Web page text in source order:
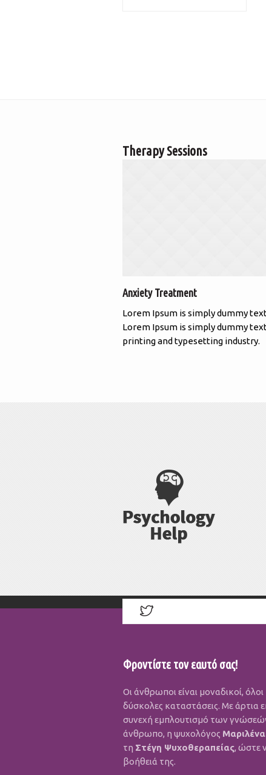
Therapy Sessions
Anxiety Treatment
Lorem Ipsum is simply dummy
Lorem Ipsum is simply dummy
printing and typesetting industry.
Φροντίστε τον εαυτό σας!
Οι άνθρωποι είναι μοναδικοί,
δύσκολες καταστάσεις. Με άρτια
συνεχή εμπλουτισμό των
άνθρωπο, η ψυχολόγος
τη Στέγη Ψυχοθεραπείας, ώστε
βοήθειά της.